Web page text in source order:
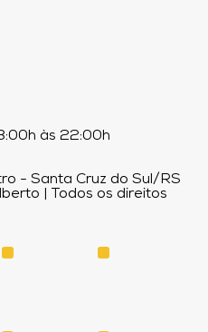
às 22:00h
- Santa Cruz do Sul/RS
| Todos os direitos